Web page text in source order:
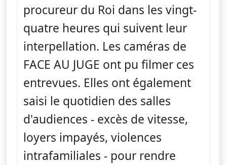
procureur du Roi dans les vingt-
quatre heures qui suivent leur
interpellation. Les caméras de
FACE AU JUGE ont pu filmer ces
entrevues. Elles ont également
saisi le quotidien des salles
d'audiences - excès de vitesse,
loyers impayés, violences
intrafamiliales - pour rendre